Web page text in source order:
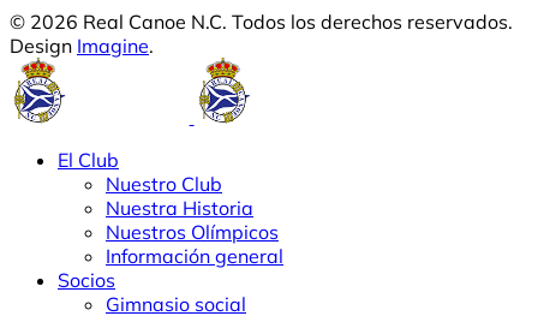
© 2026 Real Canoe N.C. Todos los derechos reservados.
Design Imagine.
El Club
Nuestro Club
Nuestra Historia
Nuestros Olímpicos
Información general
Socios
Gimnasio social